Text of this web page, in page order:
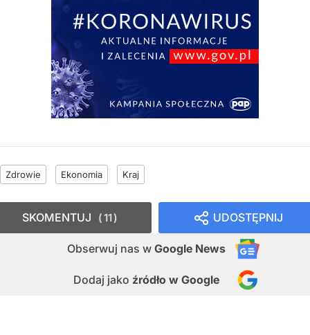
Zdrowie Ekonomia Kraj
UDOSTĘPNIJ
Obserwuj nas w Google News
Dodaj jako źródło w Google
SKOMENTUJ 11